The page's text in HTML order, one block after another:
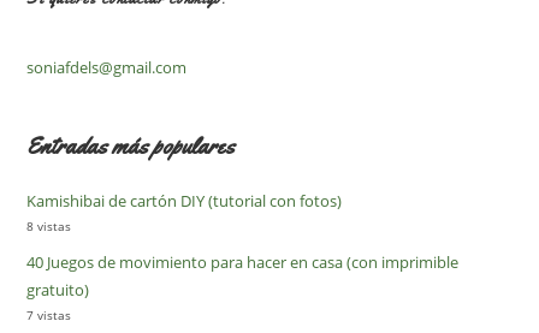
soniafdels@gmail.com
Entradas más populares
Kamishibai de cartón DIY (tutorial con fotos)
8 vistas
40 Juegos de movimiento para hacer en casa (con imprimible
gratuito)
7 vistas